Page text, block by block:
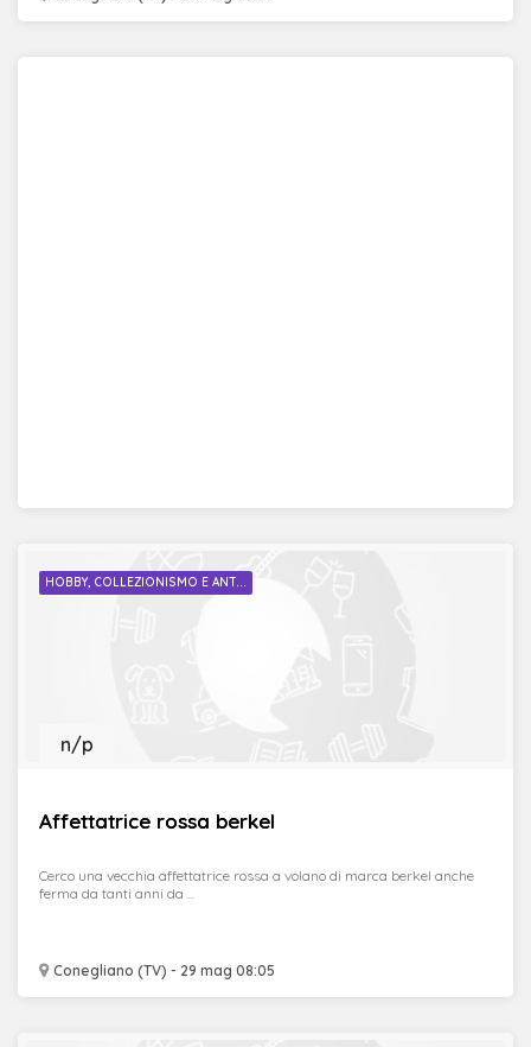
HOBBY, COLLEZIONISMO E ANT...
Affettatrice rossa berkel
Conegliano (TV) - 29 mag 08:05
n/p
Cerco una vecchia affettatrice rossa a volano di marca berkel anche
ferma da tanti anni da ...